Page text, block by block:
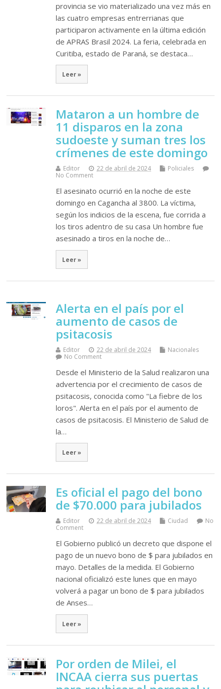
provincia se vio materializado una vez más en
las cuatro empresas entrerrianas que
participaron activamente en la última edición
de APRAS Brasil 2024. La feria, celebrada en
Curitiba, estado de Paraná, se destaca…
Leer »
Mataron a un hombre de
11 disparos en la zona
sudoeste y suman tres los
crímenes de este domingo
Editor 22 de abril de 2024
Policiales
No Comment
El asesinato ocurrió en la noche de este
domingo en Cagancha al 3800. La víctima,
según los indicios de la escena, fue corrida a
los tiros adentro de su casa Un hombre fue
asesinado a tiros en la noche de…
Leer »
Alerta en el país por el
aumento de casos de
psitacosis
Editor 22 de abril de 2024
Nacionales
No Comment
Desde el Ministerio de la Salud realizaron una
advertencia por el crecimiento de casos de
psitacosis, conocida como "La fiebre de los
loros". Alerta en el país por el aumento de
casos de psitacosis. El Ministerio de Salud de
la…
Leer »
Es oficial el pago del bono
de $70.000 para jubilados
Editor 22 de abril de 2024 Ciudad
No
Comment
El Gobierno publicó un decreto que dispone el
pago de un nuevo bono de $ para jubilados en
mayo. Detalles de la medida. El Gobierno
nacional oficializó este lunes que en mayo
volverá a pagar un bono de $ para jubilados
de Anses…
Leer »
Por orden de Milei, el
INCAA cierra sus puertas